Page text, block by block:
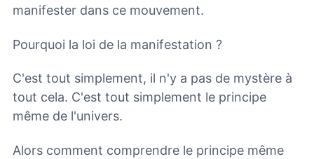
manifester dans ce mouvement.
Pourquoi la loi de la manifestation ?
C'est tout simplement, il n'y a pas de mystère à
tout cela. C'est tout simplement le principe
même de l'univers.
Alors comment comprendre le principe même